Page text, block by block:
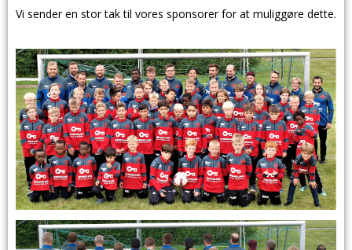
Vi sender en stor tak til vores sponsorer for at muliggøre dette.